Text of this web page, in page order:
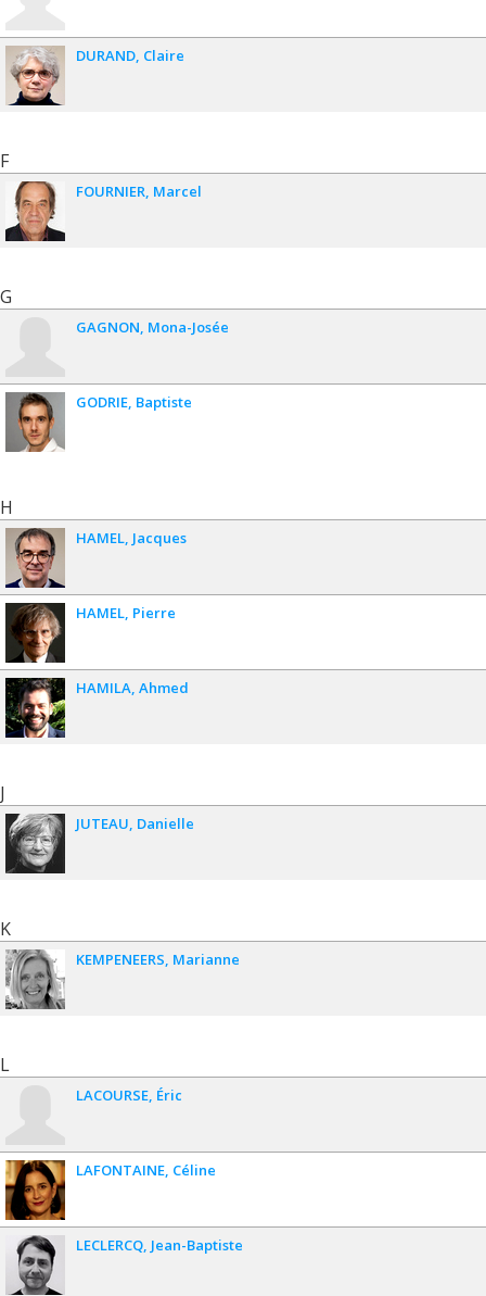
DURAND Claire
F
FOURNIER Marcel
G
GAGNON Mona-Josée
GODRIE Baptiste
H
HAMEL Jacques
HAMEL Pierre
HAMILA Ahmed
J
JUTEAU Danielle
K
KEMPENEERS Marianne
L
LACOURSE Éric
LAFONTAINE Céline
LECLERCQ Jean-Baptiste